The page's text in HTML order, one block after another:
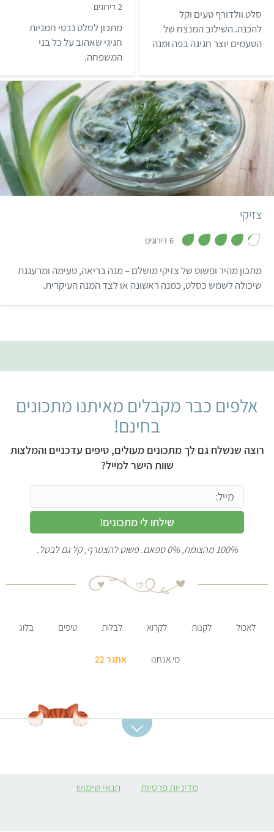
מ
ת
ו
ך
5
סלט וולדורף טעים וקל
להכנה. השילוב המנצח של
הטעמים יוצר חגיגה בפה ומנה
לעוד מגוון מתכונים טעימים
ובריאים.
2 דירוגים
מ
ת
ו
ך
5
מתכון לסלט נבטי חמניות
חגיגי שאהוב על כל בני
המשפחה.
קל 10 דקות 6 מנות
צזיקי
6 דירוגים
ת
ו
ך
מתכון מהיר ופשוט של צזיקי מושלם – מנה בריאה, טעימה ומרעננת
שיכולה לשמש כסלט, כמנה ראשונה או לצד המנה העיקרית.
אלפים כבר מקבלים מאיתנו מתכונים
בחינם!
רוצה שנשלח גם לך מתכונים מעולים, טיפים עדכניים והמלצות
שוות הישר למייל?
שילחו לי מתכונים!
100% מהצומח, 0% ספאם. פשוט להצטרף, קל גם לבטל.
לאכול לקנות לקרוא לבלות טיפים בלוג
מי אנחנו אתגר 22
קובה סלק
מדיניות פרטיות תנאי שימוש